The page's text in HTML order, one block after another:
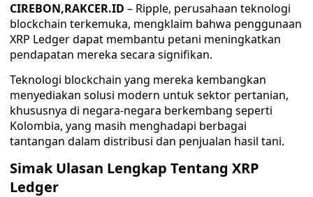
CIREBON,RAKCER.ID – Ripple, perusahaan teknologi
blockchain terkemuka, mengklaim bahwa penggunaan
XRP Ledger dapat membantu petani meningkatkan
pendapatan mereka secara signifikan.
Teknologi blockchain yang mereka kembangkan
menyediakan solusi modern untuk sektor pertanian,
khususnya di negara-negara berkembang seperti
Kolombia, yang masih menghadapi berbagai
tantangan dalam distribusi dan penjualan hasil tani.
Simak Ulasan Lengkap Tentang XRP
Ledger